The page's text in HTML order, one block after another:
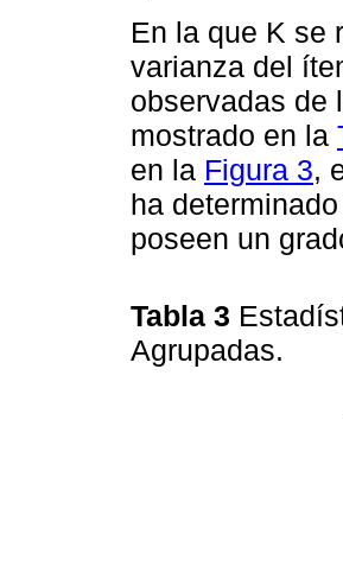
En la que K se
varianza del
observadas de
mostrado en la
en la Figura 3,
ha
poseen un
Tabla 3
Agrupadas.